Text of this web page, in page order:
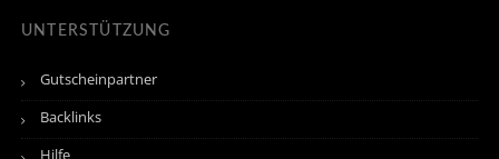
UNTERSTÜTZUNG
Gutscheinpartner
Backlinks
Hilfe